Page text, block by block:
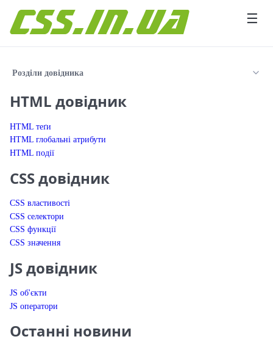
☰
Розділи довідника
HTML довідник
HTML теґи
HTML глобальні атрибути
HTML події
CSS довідник
CSS властивості
CSS селектори
CSS функції
CSS значення
JS довідник
JS об'єкти
JS оператори
Останні новини